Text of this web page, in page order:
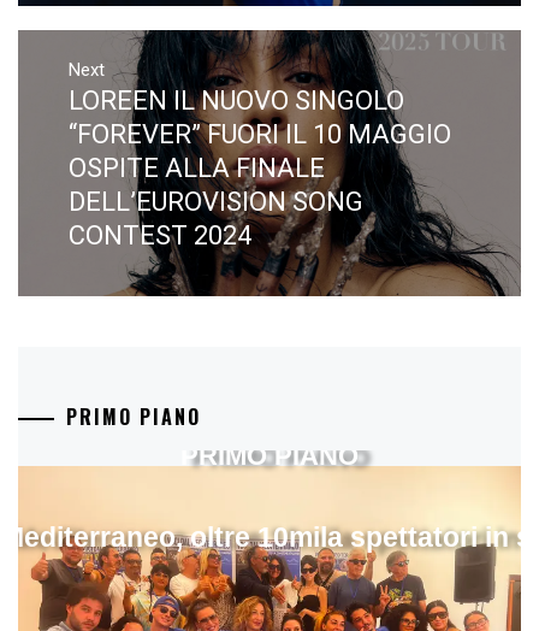
Next
Next
post:
LOREEN IL NUOVO SINGOLO
“FOREVER” FUORI IL 10 MAGGIO
OSPITE ALLA FINALE
DELL’EUROVISION SONG
CONTEST 2024
PRIMO PIANO
oltre 10mila spettatori in
PRIMO PIANO